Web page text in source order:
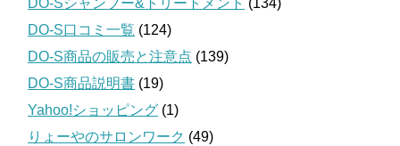
DO-Sシャンプー&トリートメント (134)
DO-S口コミ一覧 (124)
DO-S商品の販売と注意点 (139)
DO-S商品説明書 (19)
Yahoo!ショッピング (1)
りょーやのサロンワーク (49)